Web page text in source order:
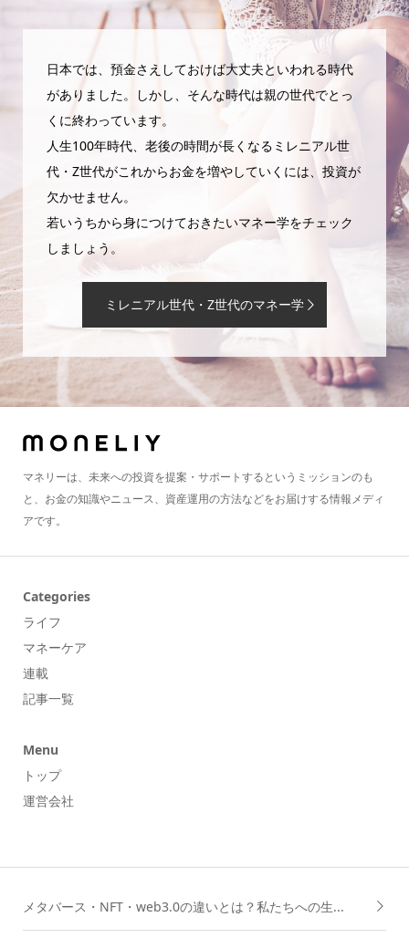
日本では、預金さえしておけば大丈夫といわれる時代
がありました。しかし、そんな時代は親の世代でとっ
くに終わっています。
人生100年時代、老後の時間が長くなるミレニアル世
代・Z世代がこれからお金を増やしていくには、投資が
欠かせません。
若いうちから身につけておきたいマネー学をチェック
しましょう。
ミレニアル世代・Z世代のマネー学
マネリーは、未来への投資を提案・サポートするというミッションのも
と、お金の知識やニュース、資産運用の方法などをお届けする情報メディ
アです。
Categories
ライフ
マネーケア
連載
記事一覧
Menu
トップ
運営会社
メタバース・NFT・web3.0の違いとは？私たちへの生...